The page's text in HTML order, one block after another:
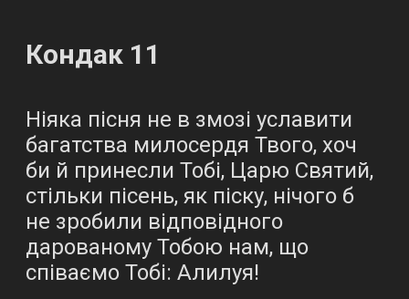
Кондак 11
Ніяка пісня не в змозі уславити
багатства милосердя Твого, хоч
би й принесли Тобі, Царю Святий,
стільки пісень, як піску, нічого б
не зробили відповідного
дарованому Тобою нам, що
співаємо Тобі: Алилуя!